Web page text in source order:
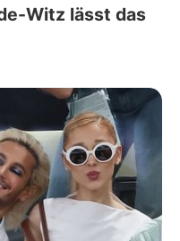
Witz lässt das